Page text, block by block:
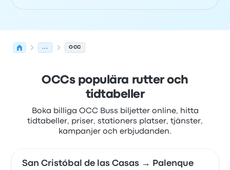
... OCC
OCCs populära rutter och
tidtabeller
Boka billiga OCC Buss biljetter online, hitta
tidtabeller, priser, stationers platser, tjänster,
kampanjer och erbjudanden.
San Cristóbal de las Casas → Palenque